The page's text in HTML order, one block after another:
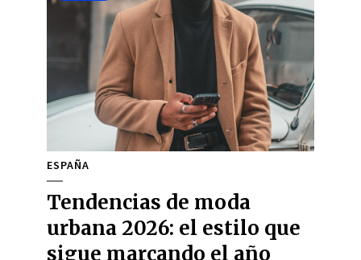
ESPAÑA
Tendencias de moda
urbana 2026: el estilo que
sigue marcando el año